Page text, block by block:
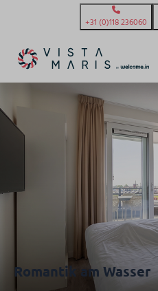
+31 (0)118 236060
Romantik am Wasser